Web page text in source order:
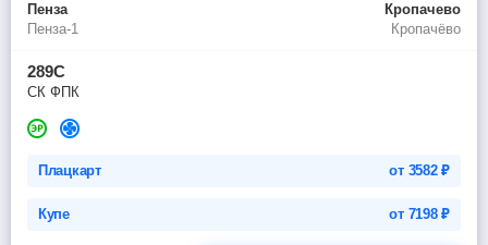
Пенза
Кропачево
Пенза-1
Кропачёво
289С
СК ФПК
Плацкарт от 3582₽
Купе от 7198₽